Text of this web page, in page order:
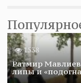
1538
Ратмир
липы и